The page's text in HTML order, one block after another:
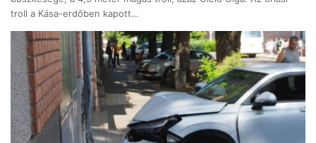
troll a Kása-erdőben kapott…